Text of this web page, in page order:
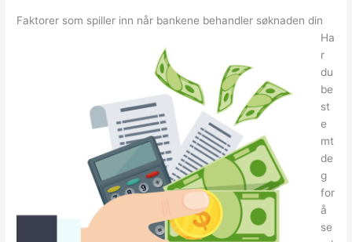
Faktorer som spiller inn når bankene behandler søknaden din
Ha
r
du
be
st
e
mt
de
g
for
å
se